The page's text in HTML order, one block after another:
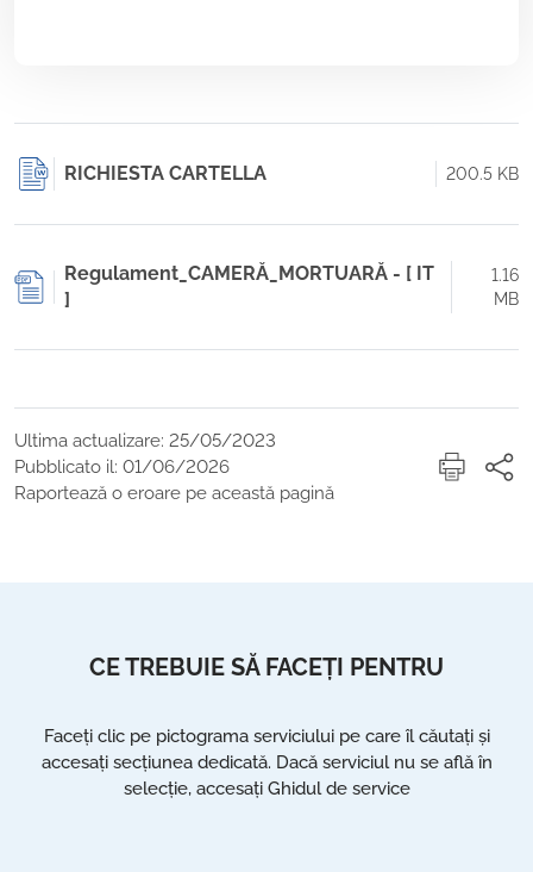
RICHIESTA CARTELLA 200.5 KB
Regulament_CAMERĂ_MORTUARĂ - [ IT
]
1.16
MB
Ultima actualizare: 25/05/2023
Pubblicato il: 01/06/2026
Raportează o eroare pe această pagină
CE TREBUIE SĂ FACEȚI PENTRU
Faceți clic pe pictograma serviciului pe care îl căutați și
accesați secțiunea dedicată. Dacă serviciul nu se află în
selecție, accesați Ghidul de service